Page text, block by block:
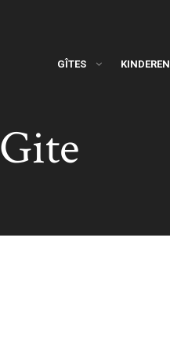
GÎTES KINDEREN
Gite